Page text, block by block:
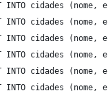
INTO cidades
INTO cidades
INTO cidades
INTO cidades
INTO cidades
INTO cidades